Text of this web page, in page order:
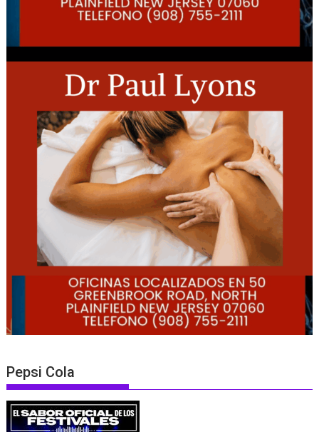
Pepsi Cola